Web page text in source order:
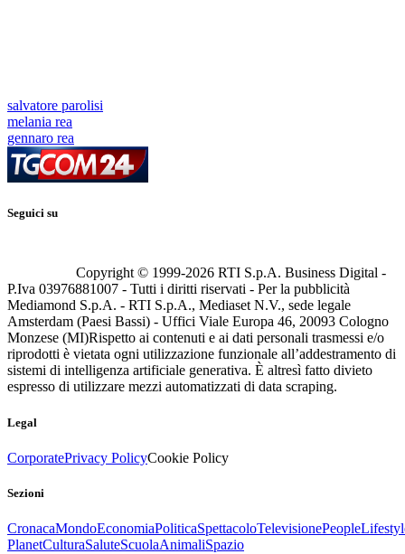
salvatore parolisi
melania rea
gennaro rea
Seguici su
Copyright © 1999-2026 RTI S.p.A. Business Digital -
P.Iva 03976881007 - Tutti i diritti riservati - Per la pubblicità
Mediamond S.p.A. - RTI S.p.A., Mediaset N.V., sede legale
Amsterdam (Paesi Bassi) - Uffici Viale Europa 46, 20093 Cologno
Monzese (MI)Rispetto ai contenuti e ai dati personali trasmessi e/o
riprodotti è vietata ogni utilizzazione funzionale all’addestramento di
sistemi di intelligenza artificiale generativa. È altresì fatto divieto
espresso di utilizzare mezzi automatizzati di data scraping.
Legal
CorporatePrivacy PolicyCookie Policy
Sezioni
CronacaMondoEconomiaPoliticaSpettacoloTelevisionePeople
PlanetCulturaSaluteScuolaAnimaliSpazio